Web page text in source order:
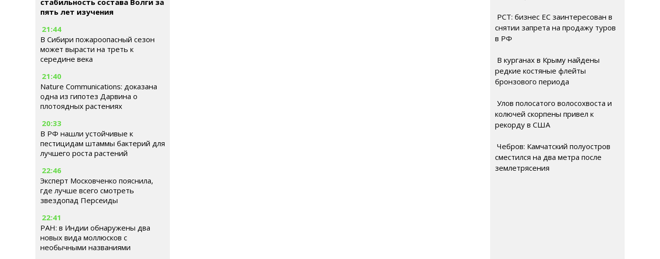
стабильность состава Волги за
пять лет изучения
21:44
В Сибири пожароопасный сезон
может вырасти на треть к
середине века
21:40
Nature Communications: доказана
одна из гипотез Дарвина о
плотоядных растениях
20:33
В РФ нашли устойчивые к
пестицидам штаммы бактерий для
лучшего роста растений
22:46
Эксперт Московченко пояснила,
где лучше всего смотреть
звездопад Персеиды
22:41
РАН: в Индии обнаружены два
новых вида моллюсков с
необычными названиями
РСТ: бизнес ЕС заинтересован в
снятии запрета на продажу туров
в РФ
В курганах в Крыму найдены
редкие костяные флейты
бронзового периода
Улов полосатого волосохвоста и
колючей скорпены привел к
рекорду в США
Чебров: Камчатский полуостров
сместился на два метра после
землетрясения